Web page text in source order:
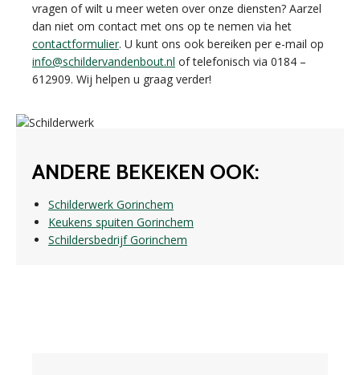
vragen of wilt u meer weten over onze diensten? Aarzel
dan niet om contact met ons op te nemen via het
contactformulier. U kunt ons ook bereiken per e-mail op
info@schildervandenbout.nl of telefonisch via 0184 –
612909. Wij helpen u graag verder!
ANDERE BEKEKEN OOK:
Schilderwerk Gorinchem
Keukens spuiten Gorinchem
Schildersbedrijf Gorinchem